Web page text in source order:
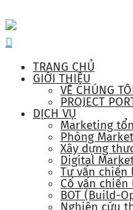
TRANG CHỦ
GIỚI THIỆU
VỀ CHÚNG
PROJECT
DỊCH VỤ
Marketing
Phòng
Xây dựng
Digital
Tư vấn
Cố vấn
BOT (Build-
Nghiên cứu